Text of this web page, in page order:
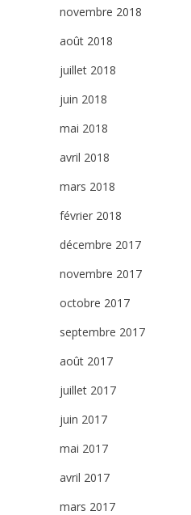
novembre 2018
août 2018
juillet 2018
juin 2018
mai 2018
avril 2018
mars 2018
février 2018
décembre 2017
novembre 2017
octobre 2017
septembre 2017
août 2017
juillet 2017
juin 2017
mai 2017
avril 2017
mars 2017